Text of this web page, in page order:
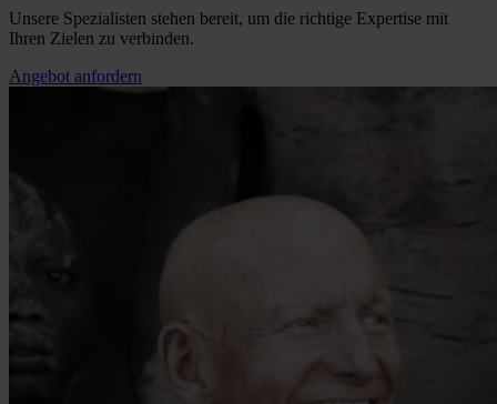
Unsere Spezialisten stehen bereit, um die richtige Expertise mit
Ihren Zielen zu verbinden.
Angebot anfordern